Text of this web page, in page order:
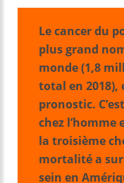
k
Le cancer du
plus grand
monde (1,8
total en 2018),
pronostic.
chez l’homme
la troisième
mortalité a
sein en